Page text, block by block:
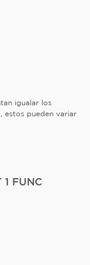
igualar los
estos pueden variar
1 FUNC